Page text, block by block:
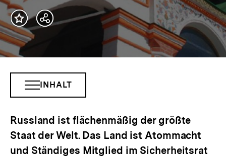
Teilen
INHALTSNAVIGATION
ÖFFNEN
INHALT
Russland ist flächenmäßig der größte
Staat der Welt. Das Land ist Atommacht
und Ständiges Mitglied im Sicherheitsrat